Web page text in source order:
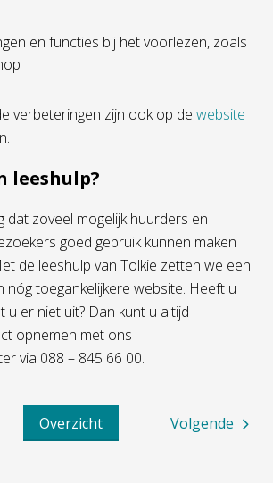
en functies bij het voorlezen, zoals
verbeteringen zijn ook op de website
leeshulp?
dat zoveel mogelijk huurders en
goed gebruik kunnen maken
de leeshulp van Tolkie zetten we een
nóg toegankelijkere website. Heeft u
u er niet uit? Dan kunt u altijd
opnemen met ons
via 088 – 845 66 00.
Volgende
Overzicht